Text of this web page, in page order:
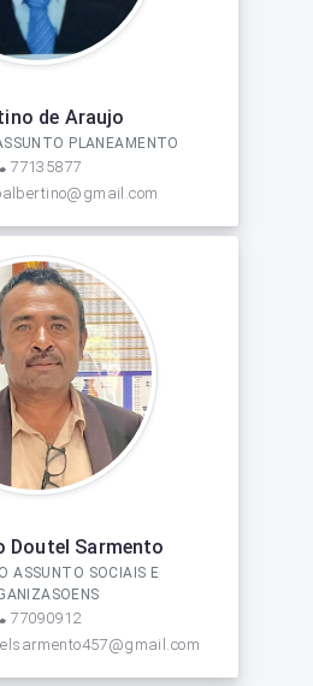
de Araujo
PLANEAMENTO
77135877
Doutel Sarmento
ASSUNTO SOCIAIS E
77090912